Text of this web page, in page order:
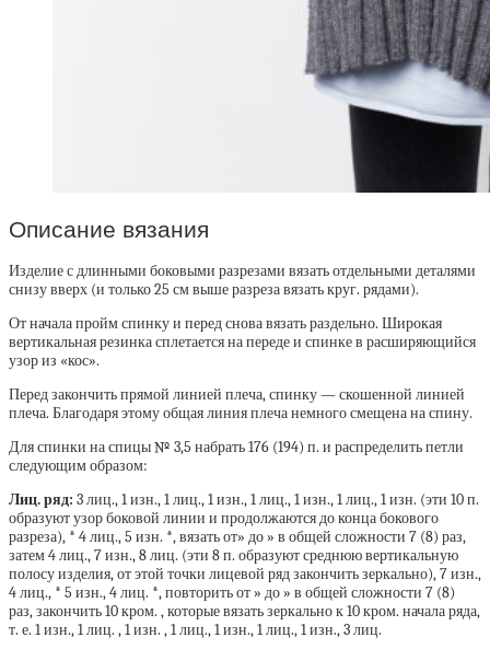
Описание вязания
Изделие с длинными боковыми разрезами вязать отдельными деталями
снизу вверх (и только 25 см выше разреза вязать круг. рядами).
От начала пройм спинку и перед снова вязать раздельно. Широкая
вертикальная резинка сплетается на переде и спинке в расширяющийся
узор из «кос».
Перед закончить прямой линией плеча, спинку — скошенной линией
плеча. Благодаря этому общая линия плеча немного смещена на спину.
Для спинки на спицы № 3,5 набрать 176 (194) п. и распределить петли
следующим образом:
Лиц. ряд: 3 лиц., 1 изн., 1 лиц., 1 изн., 1 лиц., 1 изн., 1 лиц., 1 изн. (эти 10 п.
образуют узор боковой линии и продолжаются до конца бокового
разреза), * 4 лиц., 5 изн. *, вязать от» до » в общей сложности 7 (8) раз,
затем 4 лиц., 7 изн., 8 лиц. (эти 8 п. образуют среднюю вертикальную
полосу изделия, от этой точки лицевой ряд закончить зеркально), 7 изн.,
4 лиц., * 5 изн., 4 лиц. *, повторить от » до » в общей сложности 7 (8)
раз, закончить 10 кром. , которые вязать зеркально к 10 кром. начала ряда,
т. е. 1 изн., 1 лиц. , 1 изн. , 1 лиц., 1 изн., 1 лиц., 1 изн., 3 лиц.